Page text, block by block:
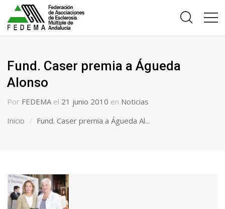
Fund. Caser premia a Águeda
Alonso
Por FEDEMA el 21 junio 2010 en Noticias
Inicio
Fund. Caser premia a Águeda Al...